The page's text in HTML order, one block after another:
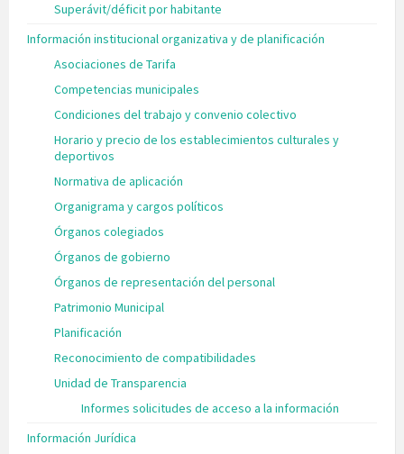
Superávit/déficit por habitante
Información institucional organizativa y de planificación
Asociaciones de Tarifa
Competencias municipales
Condiciones del trabajo y convenio colectivo
Horario y precio de los establecimientos culturales y
deportivos
Normativa de aplicación
Organigrama y cargos políticos
Órganos colegiados
Órganos de gobierno
Órganos de representación del personal
Patrimonio Municipal
Planificación
Reconocimiento de compatibilidades
Unidad de Transparencia
Informes solicitudes de acceso a la información
Información Jurídica